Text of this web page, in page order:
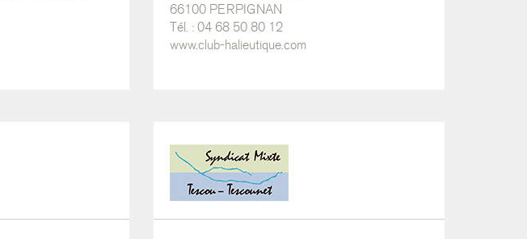
66100 PERPIGNAN
Tél. : 04 68 50 80 12
www.club-halieutique.com